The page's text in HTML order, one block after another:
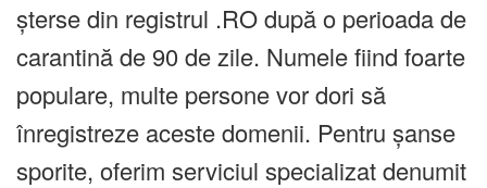
șterse din registrul .RO după o perioada de
carantină de 90 de zile. Numele fiind foarte
populare, multe persone vor dori să
înregistreze aceste domenii. Pentru șanse
sporite, oferim serviciul specializat denumit